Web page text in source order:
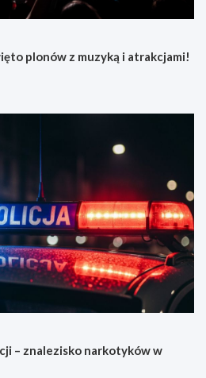
plonów z muzyką i atrakcjami!
– znalezisko narkotyków w